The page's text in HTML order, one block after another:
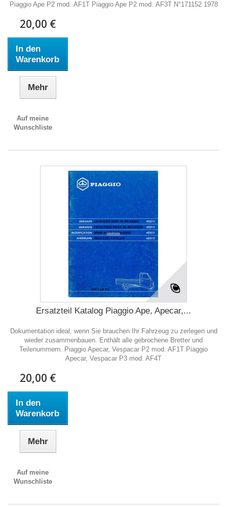
Piaggio Ape P2 mod. AF1T Piaggio Ape P2 mod. AF3T N°171152 1978
20,00 €
In den
Warenkorb
Mehr
Auf meine
Wunschliste
Ersatzteil Katalog Piaggio Ape, Apecar,...
Dokumentation ideal, wenn Sie brauchen Ihr Fahrzeug zu zerlegen und
wieder zusammenbauen. Enthält alle gebrochene Bretter und
Teilenummern. Piaggio Apecar, Vespacar P2 mod. AF1T Piaggio
Apecar, Vespacar P3 mod. AF4T
20,00 €
In den
Warenkorb
Mehr
Auf meine
Wunschliste